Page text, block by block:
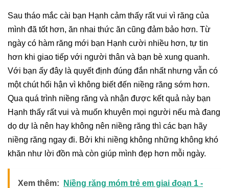
Sau tháo mắc cài bạn Hạnh cảm thấy rất vui vì răng của
mình đã tốt hơn, ăn nhai thức ăn cũng đảm bảo hơn. Từ
ngày có hàm răng mới bạn Hạnh cười nhiều hơn, tự tin
hơn khi giao tiếp với người thân và bạn bè xung quanh.
Với bạn ấy đây là quyết định đúng đắn nhất nhưng vẫn có
một chút hối hận vì không biết đến niềng răng sớm hơn.
Qua quá trình niềng răng và nhận được kết quả này bạn
Hạnh thấy rất vui và muốn khuyên mọi người nếu mà đang
dọ dự là nên hay không nên niềng răng thì các bạn hãy
niềng răng ngay đi. Bởi khi niềng không những không khó
khăn như lời đồn mà còn giúp mình đẹp hơn mỗi ngày.
Xem thêm:
Niềng răng móm trẻ em giai đoạn 1 -